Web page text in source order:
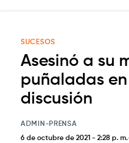
SUCESOS
Asesinó a su
puñaladas
discusión
ADMIN-PRENSA
6 de octubre de 2021 - 2:28 p. m.